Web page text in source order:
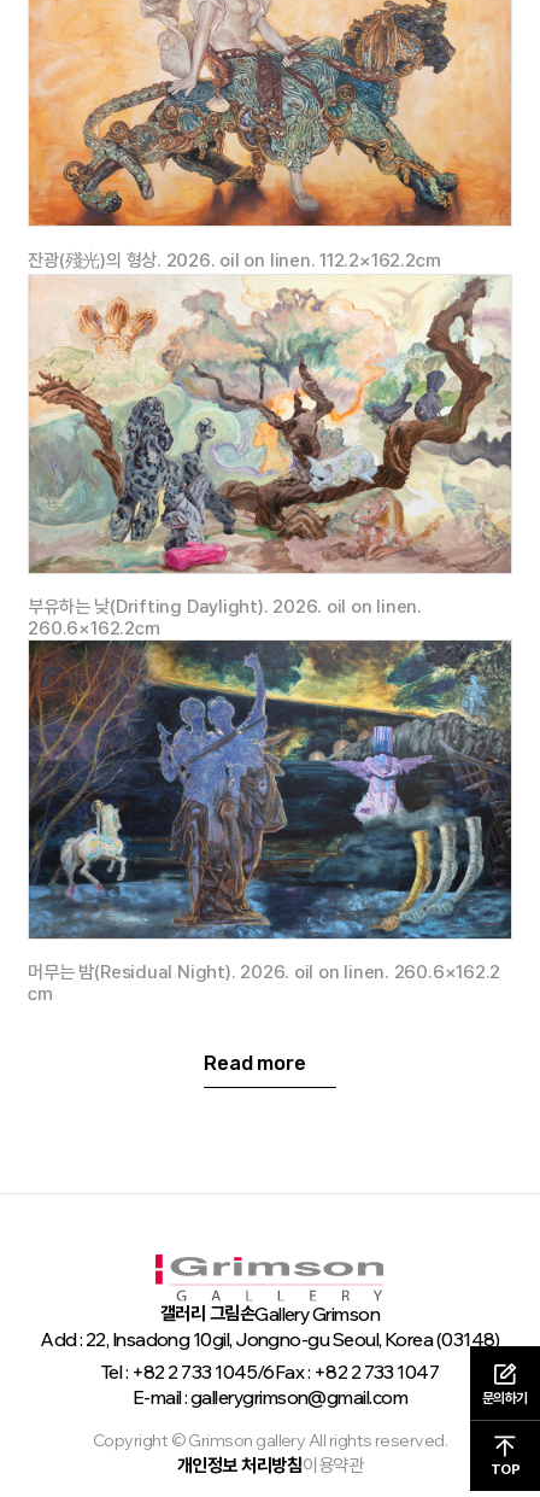
문의하기
TOP
2016 지금, 바로여기.갤러리그림손.서울
2016두 개의얼굴,두 가지시선. 카라스갤러리.서울
2015 THE GREAT ARTIST.포스코미술관.서울
2015 spielplatzhahn신진작가.스필플라츠한㈜한국삼공.서울
60 여회
< 수상 ·선정·
잔광(殘光)의 형상. 2026. oil on linen. 112.2×162.2㎝
부유하는 낮(Drifting Daylight). 2026. oil on linen.
260.6×162.2㎝
머무는 밤(Residual Night). 2026. oil on linen. 260.6×162.2
㎝
Read more
갤러리 그림손Gallery Grimson
Add : 22, Insadong 10gil, Jongno-gu Seoul, Korea (03148)
Tel : +82 2 733 1045/6Fax : +82 2 733 1047
E-mail : gallerygrimson@gmail.com
Copyright © Grimson gallery All rights reserved.
개인정보 처리방침이용약관